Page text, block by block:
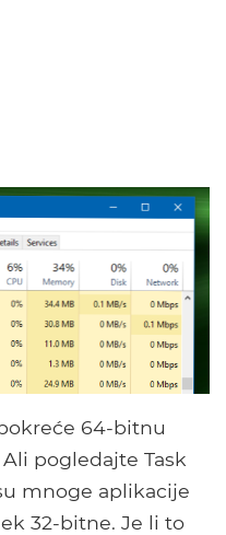
64-bitnu
pogledajte Task
mnoge aplikacije
32-bitne. Je li to